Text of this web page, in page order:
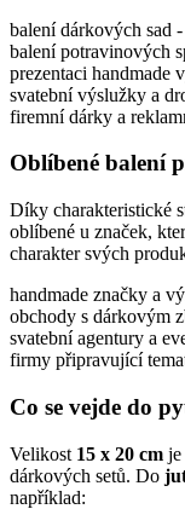
balení dárkových sad
balení potravinových
prezentaci handmade
svatební výslužky a
firemní dárky a
Oblíbené balení
Díky charakteristické
oblíbené u značek,
charakter svých
handmade značky a
obchody s dárkovým
svatební agentury a
firmy připravující
Co se vejde do
Velikost 15 x 20 cm je
dárkových setů. Do
například: